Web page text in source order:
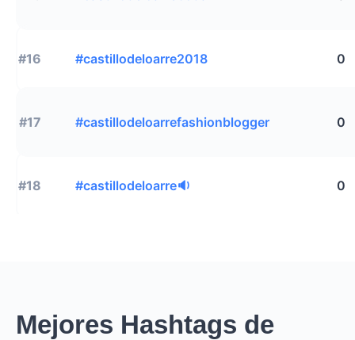
#16 #castillodeloarre2018 0
#17 #castillodeloarrefashionblogger 0
#18 #castillodeloarre🔉 0
Mejores Hashtags de